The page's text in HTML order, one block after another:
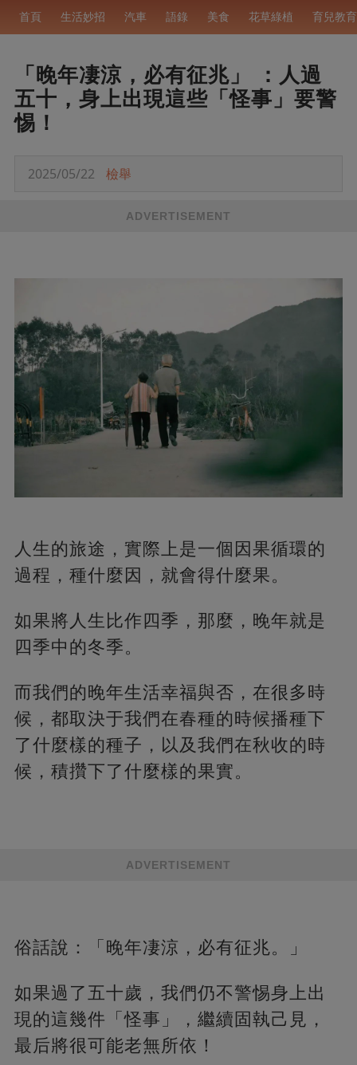
首頁 生活妙招 汽車 語錄 美食 花草綠植 育兒教育
「晚年凄涼，必有征兆」 ：人過
五十，身上出現這些「怪事」要警
惕！
2025/05/22 檢舉
ADVERTISEMENT
人生的旅途，實際上是一個因果循環的
過程，種什麼因，就會得什麼果。
如果將人生比作四季，那麼，晚年就是
四季中的冬季。
而我們的晚年生活幸福與否，在很多時
候，都取決于我們在春種的時候播種下
了什麼樣的種子，以及我們在秋收的時
候，積攢下了什麼樣的果實。
ADVERTISEMENT
俗話說：「晚年凄涼，必有征兆。」
如果過了五十歲，我們仍不警惕身上出
現的這幾件「怪事」，繼續固執己見，
最后將很可能老無所依！